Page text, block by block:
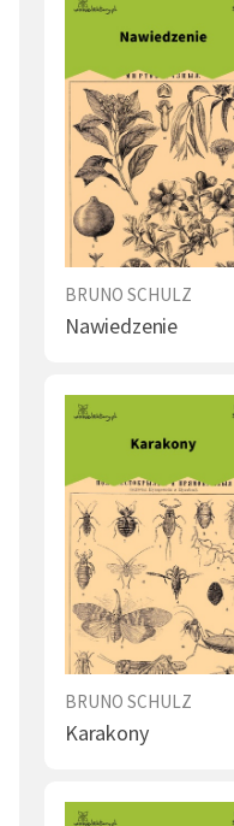
BRUNO SCHULZ
Nawiedzenie
BRUNO SCHULZ
Karakony